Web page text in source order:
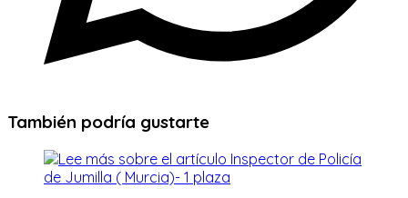
También podría gustarte